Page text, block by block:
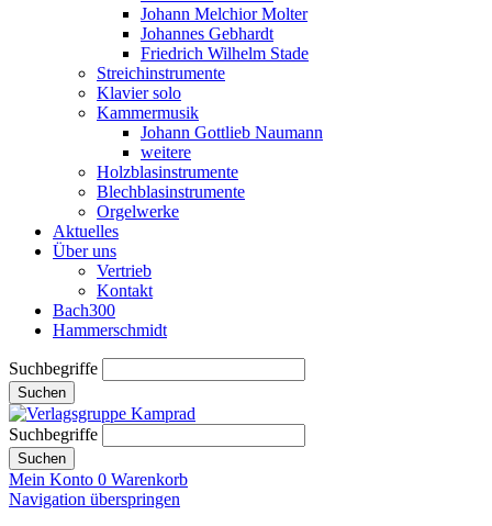
Johann Melchior Molter
Johannes Gebhardt
Friedrich Wilhelm Stade
Streichinstrumente
Klavier solo
Kammermusik
Johann Gottlieb Naumann
weitere
Holzblasinstrumente
Blechblasinstrumente
Orgelwerke
Aktuelles
Über uns
Vertrieb
Kontakt
Bach300
Hammerschmidt
Suchbegriffe
Suchen
Suchbegriffe
Suchen
Mein Konto 0 Warenkorb
Navigation überspringen